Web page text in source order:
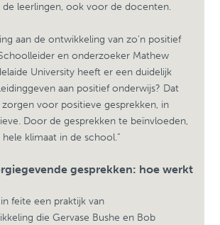
leerlingen, ook voor de docenten.
aan de ontwikkeling van zo'n positief
en onderzoeker Mathew
University heeft er een duidelijk
aan positief onderwijs? Dat
voor positieve gesprekken, in
Door de gesprekken te beïnvloeden,
klimaat in de school.”
gesprekken: hoe werkt
feite een praktijk van
die Gervase Bushe en Bob